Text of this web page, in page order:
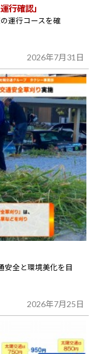
行確認」
運行コースを確
2026年7月31日
安全と環境美化を目
2026年7月25日